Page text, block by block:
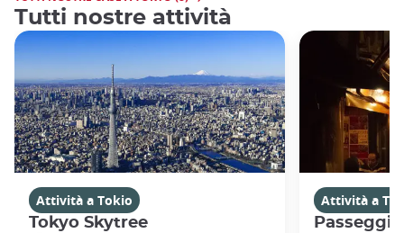
Tutti nostre attività
Attività a Tokio
Tokyo Skytree
Attività a